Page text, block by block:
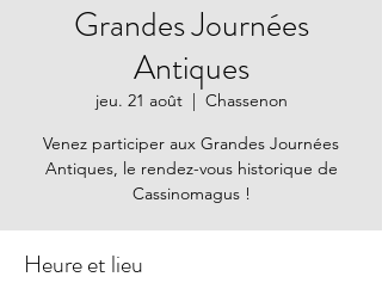
Grandes Journées
Antiques
jeu. 21 août
  |
Chassenon
Venez participer aux Grandes Journées
Antiques, le rendez-vous historique de
Cassinomagus !
Heure et lieu